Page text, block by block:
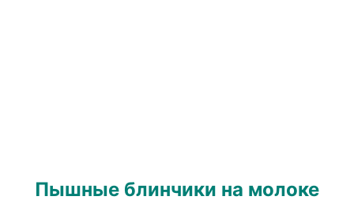
Пышные блинчики на молоке